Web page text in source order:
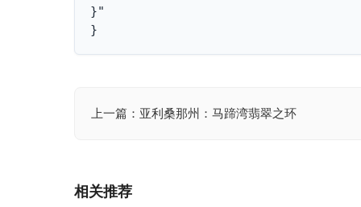
}"
}
文
航
上一篇：亚利桑那州：马蹄湾翡翠之环
相关推荐